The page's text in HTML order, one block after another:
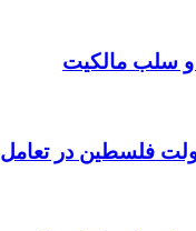
و سلب مالكيت
فلسطین در تعامل